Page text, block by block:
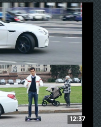
12:37